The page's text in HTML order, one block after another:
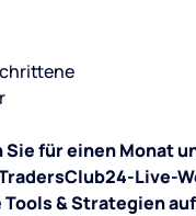
für einen Monat
Live-
& Strategien